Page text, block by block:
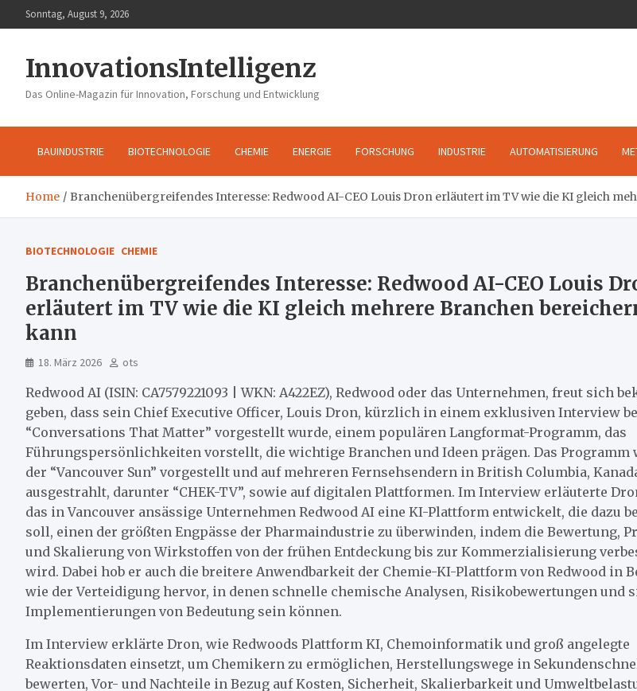
to
Sonntag, August 9, 2026
InnovationsIntelligenz
Das Online-Magazin für Innovation, Forschung und Entwicklung
BAUINDUSTRIE BIOTECHNOLOGIE CHEMIE ENERGIE FORSCHUNG INDUSTRIE AUTOMATISIERUNG
Home Branchenübergreifendes Interesse: Redwood AI-CEO Louis Dron erläutert im TV wie die KI gleich
BIOTECHNOLOGIE CHEMIE
Branchenübergreifendes Interesse: Redwood AI-CEO Louis
erläutert im TV wie die KI gleich mehrere Branchen
kann
18. März 2026 ots
Redwood AI (ISIN: CA7579221093 | WKN: A422EZ), Redwood oder das Unternehmen, freut sich
geben, dass sein Chief Executive Officer, Louis Dron, kürzlich in einem exklusiven Interview
“Conversations That Matter” vorgestellt wurde, einem populären Langformat-Programm, das
Führungspersönlichkeiten vorstellt, die wichtige Branchen und Ideen prägen. Das Programm
der “Vancouver Sun” vorgestellt und auf mehreren Fernsehsendern in British Columbia,
ausgestrahlt, darunter “CHEK-TV”, sowie auf digitalen Plattformen. Im Interview erläuterte
das in Vancouver ansässige Unternehmen Redwood AI eine KI-Plattform entwickelt, die dazu
soll, einen der größten Engpässe der Pharmaindustrie zu überwinden, indem die Bewertung,
und Skalierung von Wirkstoffen von der frühen Entdeckung bis zur Kommerzialisierung
wird. Dabei hob er auch die breitere Anwendbarkeit der Chemie-KI-Plattform von Redwood in
wie der Verteidigung hervor, in denen schnelle chemische Analysen, Risikobewertungen und
Implementierungen von Bedeutung sein können.
Im Interview erklärte Dron, wie Redwoods Plattform KI, Chemoinformatik und groß angelegte
Reaktionsdaten einsetzt, um Chemikern zu ermöglichen, Herstellungswege in
bewerten, Vor- und Nachteile in Bezug auf Kosten, Sicherheit, Skalierbarkeit und